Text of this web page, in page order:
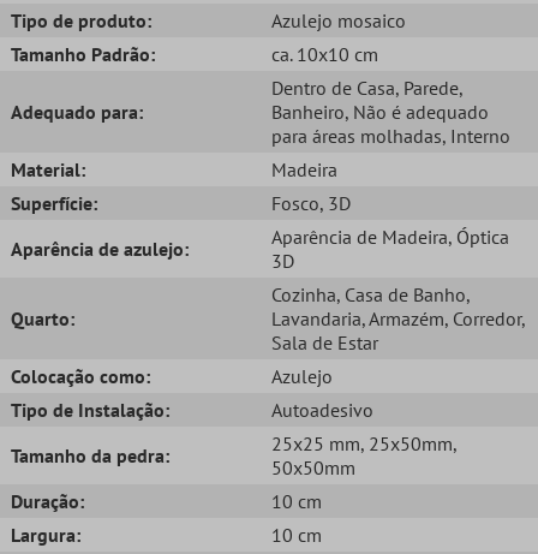
Tipo de produto:
Azulejo mosaico
Tamanho Padrão:
ca. 10x10 cm
Adequado para:
Dentro de Casa, Parede,
Banheiro, Não é adequado
para áreas molhadas, Interno
Material:
Madeira
Superfície:
Fosco, 3D
Aparência de azulejo:
Aparência de Madeira, Óptica
3D
Quarto:
Cozinha, Casa de Banho,
Lavandaria, Armazém, Corredor,
Sala de Estar
Colocação como:
Azulejo
Tipo de Instalação:
Autoadesivo
Tamanho da pedra:
25x25 mm, 25x50mm,
50x50mm
Duração:
10 cm
Largura:
10 cm